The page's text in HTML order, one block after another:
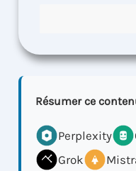
Résumer ce
Perplexity
Grok